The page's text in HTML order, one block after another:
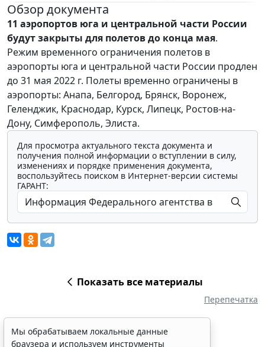
Обзор документа
11 аэропортов юга и центральной части России
будут закрыты для полетов до конца мая.
Режим временного ограничения полетов в
аэропорты юга и центральной части России продлен
до 31 мая 2022 г. Полеты временно ограничены в
аэропорты: Анапа, Белгород, Брянск, Воронеж,
Геленджик, Краснодар, Курск, Липецк, Ростов-на-
Дону, Симферополь, Элиста.
Для просмотра актуального текста документа и
получения полной информации о вступлении в силу,
изменениях и порядке применения документа,
воспользуйтесь поиском в Интернет-версии системы
ГАРАНТ:
Показать все материалы
Перепечатка
Мы обрабатываем локальные данные
браузера и используем инструменты